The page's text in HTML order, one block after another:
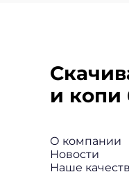
и копи
О компании
Новости
Наше